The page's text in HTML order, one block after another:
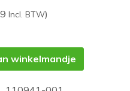
Incl. BTW)
winkelmandje